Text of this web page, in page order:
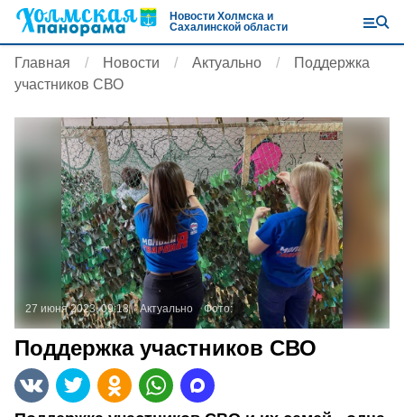
Новости Холмска и
Сахалинской области
Главная Новости Актуально
Поддержка
участников СВО
27 июня 2023, 09:18 Актуально Фото:
Поддержка участников СВО